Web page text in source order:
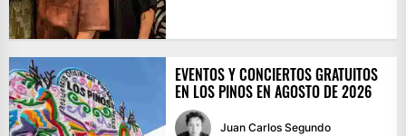
EVENTOS Y CONCIERTOS GRATUITOS
EN LOS PINOS EN AGOSTO DE 2026
Juan Carlos Segundo